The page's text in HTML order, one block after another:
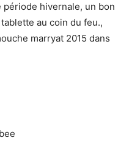
période hivernale, un bon
au coin du feu.,
marryat 2015 dans